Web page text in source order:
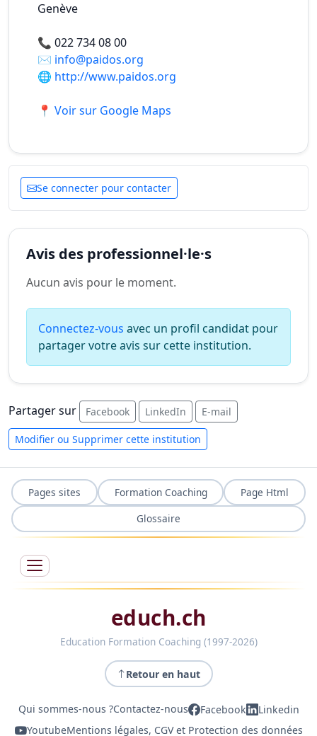
Genève
📞 022 734 08 00
✉️ info@paidos.org
🌐 http://www.paidos.org
📍 Voir sur Google Maps
Se connecter pour contacter
Avis des professionnel·le·s
Aucun avis pour le moment.
Connectez-vous avec un profil candidat pour
partager votre avis sur cette institution.
Partager sur Facebook LinkedIn E-mail
Modifier ou Supprimer cette institution
Pages sites Formation Coaching
Page Html
Glossaire
educh.ch
Education Formation Coaching (1997-2026)
Retour en haut
Qui sommes-nous ?Contactez-nous Facebook
Linkedin
YoutubeMentions légales, CGV et Protection des données